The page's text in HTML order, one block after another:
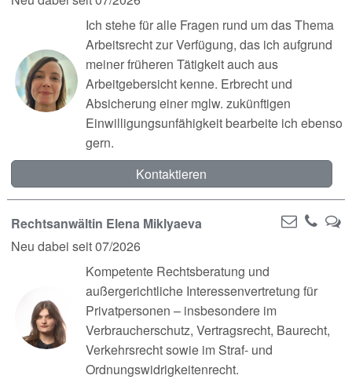
Ich stehe für alle Fragen rund um das Thema
Arbeitsrecht zur Verfügung, das ich aufgrund
meiner früheren Tätigkeit auch aus
Arbeitgebersicht kenne. Erbrecht und
Absicherung einer mglw. zukünftigen
Einwilligungsunfähigkeit bearbeite ich ebenso
gern.
Kontaktieren
Rechtsanwältin Elena Miklyaeva
Neu dabei seit 07/2026
Kompetente Rechtsberatung und
außergerichtliche Interessenvertretung für
Privatpersonen – insbesondere im
Verbraucherschutz, Vertragsrecht, Baurecht,
Verkehrsrecht sowie im Straf- und
Ordnungswidrigkeitenrecht.